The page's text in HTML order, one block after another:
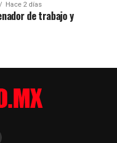
Hace 2 días
de trabajo y